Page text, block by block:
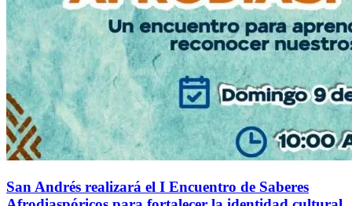
San Andrés realizará el I Encuentro de Saberes